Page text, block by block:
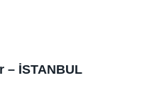
– İSTANBUL